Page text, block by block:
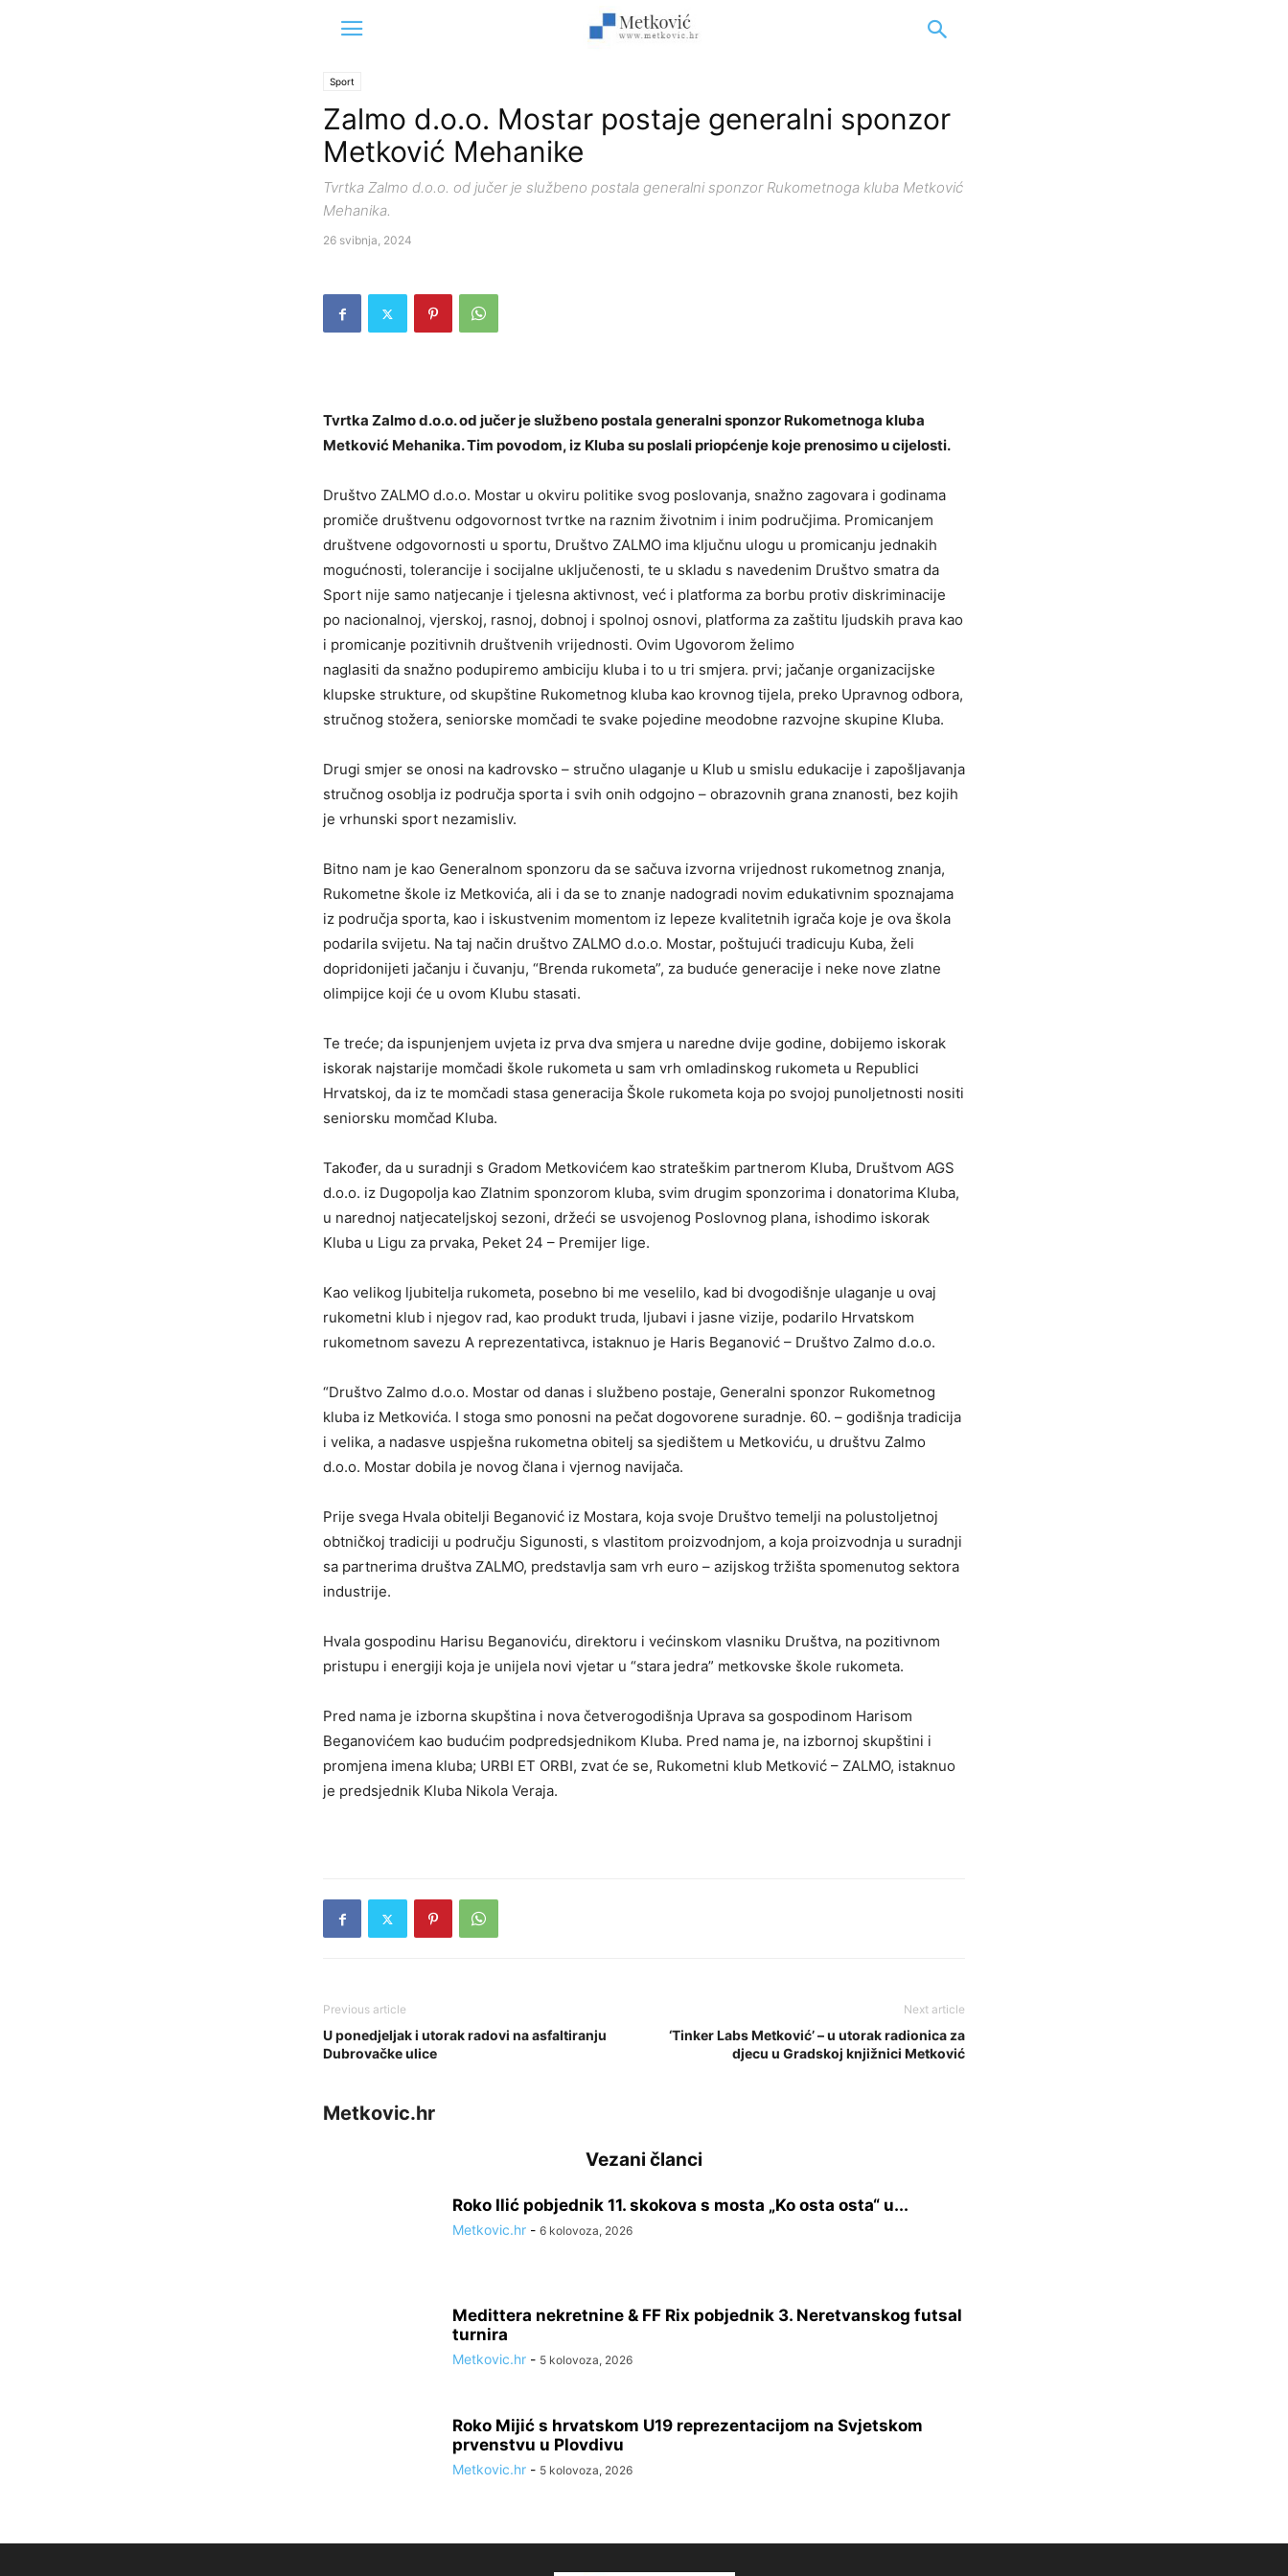
Sport
Zalmo d.o.o. Mostar postaje generalni sponzor
Metković Mehanike
Tvrtka Zalmo d.o.o. od jučer je službeno postala generalni sponzor Rukometnoga kluba Metković
Mehanika.
26 svibnja, 2024
Tvrtka Zalmo d.o.o. od jučer je službeno postala generalni sponzor Rukometnoga kluba
Metković Mehanika. Tim povodom, iz Kluba su poslali priopćenje koje prenosimo u cijelosti.
Društvo ZALMO d.o.o. Mostar u okviru politike svog poslovanja, snažno zagovara i godinama
promiče društvenu odgovornost tvrtke na raznim životnim i inim područjima. Promicanjem
društvene odgovornosti u sportu, Društvo ZALMO ima ključnu ulogu u promicanju jednakih
mogućnosti, tolerancije i socijalne uključenosti, te u skladu s navedenim Društvo smatra da
Sport nije samo natjecanje i tjelesna aktivnost, već i platforma za borbu protiv diskriminacije
po nacionalnoj, vjerskoj, rasnoj, dobnoj i spolnoj osnovi, platforma za zaštitu ljudskih prava kao
i promicanje pozitivnih društvenih vrijednosti. Ovim Ugovorom želimo
naglasiti da snažno podupiremo ambiciju kluba i to u tri smjera. prvi; jačanje organizacijske
klupske strukture, od skupštine Rukometnog kluba kao krovnog tijela, preko Upravnog odbora,
stručnog stožera, seniorske momčadi te svake pojedine meodobne razvojne skupine Kluba.
Drugi smjer se onosi na kadrovsko – stručno ulaganje u Klub u smislu edukacije i zapošljavanja
stručnog osoblja iz područja sporta i svih onih odgojno – obrazovnih grana znanosti, bez kojih
je vrhunski sport nezamisliv.
Bitno nam je kao Generalnom sponzoru da se sačuva izvorna vrijednost rukometnog znanja,
Rukometne škole iz Metkovića, ali i da se to znanje nadogradi novim edukativnim spoznajama
iz područja sporta, kao i iskustvenim momentom iz lepeze kvalitetnih igrača koje je ova škola
podarila svijetu. Na taj način društvo ZALMO d.o.o. Mostar, poštujući tradicuju Kuba, želi
dopridonijeti jačanju i čuvanju, “Brenda rukometa”, za buduće generacije i neke nove zlatne
olimpijce koji će u ovom Klubu stasati.
Te treće; da ispunjenjem uvjeta iz prva dva smjera u naredne dvije godine, dobijemo iskorak
iskorak najstarije momčadi škole rukometa u sam vrh omladinskog rukometa u Republici
Hrvatskoj, da iz te momčadi stasa generacija Škole rukometa koja po svojoj punoljetnosti nositi
seniorsku momčad Kluba.
Također, da u suradnji s Gradom Metkovićem kao strateškim partnerom Kluba, Društvom AGS
d.o.o. iz Dugopolja kao Zlatnim sponzorom kluba, svim drugim sponzorima i donatorima Kluba,
u narednoj natjecateljskoj sezoni, držeći se usvojenog Poslovnog plana, ishodimo iskorak
Kluba u Ligu za prvaka, Peket 24 – Premijer lige.
Kao velikog ljubitelja rukometa, posebno bi me veselilo, kad bi dvogodišnje ulaganje u ovaj
rukometni klub i njegov rad, kao produkt truda, ljubavi i jasne vizije, podarilo Hrvatskom
rukometnom savezu A reprezentativca, istaknuo je Haris Beganović – Društvo Zalmo d.o.o.
“Društvo Zalmo d.o.o. Mostar od danas i službeno postaje, Generalni sponzor Rukometnog
kluba iz Metkovića. I stoga smo ponosni na pečat dogovorene suradnje. 60. – godišnja tradicija
i velika, a nadasve uspješna rukometna obitelj sa sjedištem u Metkoviću, u društvu Zalmo
d.o.o. Mostar dobila je novog člana i vjernog navijača.
Prije svega Hvala obitelji Beganović iz Mostara, koja svoje Društvo temelji na polustoljetnoj
obtničkoj tradiciji u području Sigunosti, s vlastitom proizvodnjom, a koja proizvodnja u suradnji
sa partnerima društva ZALMO, predstavlja sam vrh euro – azijskog tržišta spomenutog sektora
industrije.
Hvala gospodinu Harisu Beganoviću, direktoru i većinskom vlasniku Društva, na pozitivnom
pristupu i energiji koja je unijela novi vjetar u “stara jedra” metkovske škole rukometa.
Pred nama je izborna skupština i nova četverogodišnja Uprava sa gospodinom Harisom
Beganovićem kao budućim podpredsjednikom Kluba. Pred nama je, na izbornoj skupštini i
promjena imena kluba; URBI ET ORBI, zvat će se, Rukometni klub Metković – ZALMO, istaknuo
je predsjednik Kluba Nikola Veraja.
Previous article
U ponedjeljak i utorak radovi na asfaltiranju
Dubrovačke ulice
Next article
‘Tinker Labs Metković’ – u utorak radionica za
djecu u Gradskoj knjižnici Metković
Metkovic.hr
Vezani članci
Roko Ilić pobjednik 11. skokova s mosta „Ko osta osta“ u...
Metkovic.hr - 6 kolovoza, 2026
Medittera nekretnine & FF Rix pobjednik 3. Neretvanskog futsal
turnira
Metkovic.hr - 5 kolovoza, 2026
Roko Mijić s hrvatskom U19 reprezentacijom na Svjetskom
prvenstvu u Plovdivu
Metkovic.hr - 5 kolovoza, 2026